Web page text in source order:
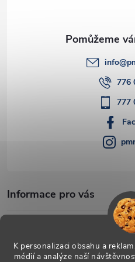
K personalizaci obsahu a
médií a analýze naší
info@
776
777
Informace pro vás